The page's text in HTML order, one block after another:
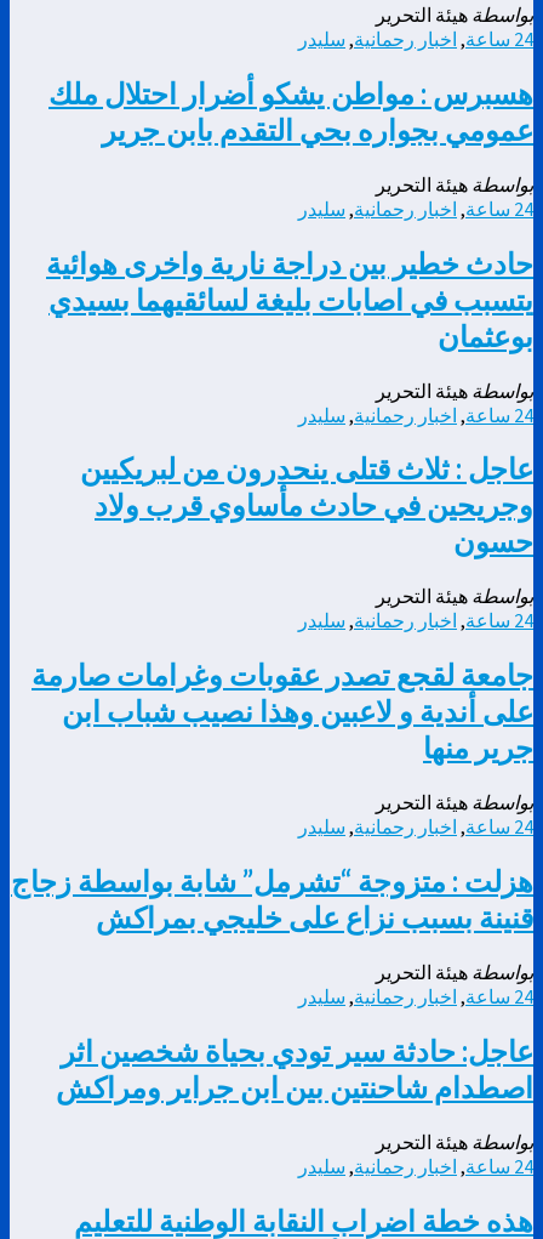
بواسطة هيئة التحرير
24 ساعة
, اخبار رحمانية, سليدر
هسبرس : مواطن يشكو أضرار احتلال ملك
عمومي بجواره بحي التقدم بابن جرير
بواسطة هيئة التحرير
24 ساعة
, اخبار رحمانية, سليدر
حادث خطير بين دراجة نارية واخرى هوائية
يتسبب في اصابات بليغة لسائقيهما بسيدي
بوعثمان
بواسطة هيئة التحرير
24 ساعة
, اخبار رحمانية, سليدر
عاجل : ثلاث قتلى ينحدرون من لبريكيين
وجريحين في حادث مأساوي قرب ولاد
حسون
بواسطة هيئة التحرير
24 ساعة
, اخبار رحمانية, سليدر
جامعة لقجع تصدر عقوبات وغرامات صارمة
على أندية و لاعبين وهذا نصيب شباب ابن
جرير منها
بواسطة هيئة التحرير
24 ساعة
, اخبار رحمانية, سليدر
هزلت : متزوجة “تشرمل” شابة بواسطة زجاج
قنينة بسبب نزاع على خليجي بمراكش
بواسطة هيئة التحرير
24 ساعة
, اخبار رحمانية, سليدر
عاجل: حادثة سير تودي بحياة شخصين اثر
اصطدام شاحنتين بين ابن جراير ومراكش
بواسطة هيئة التحرير
24 ساعة
, اخبار رحمانية, سليدر
هذه خطة اضراب النقابة الوطنية للتعليم